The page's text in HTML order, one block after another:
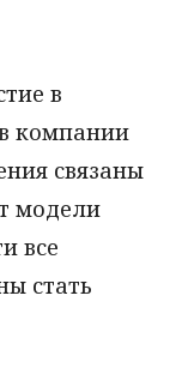
в
компании
связаны
модели
все
стать